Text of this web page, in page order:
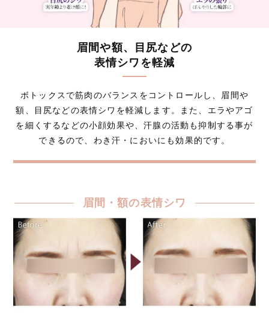
眉間や額、目尻などの
表情シワを軽減
ボトックスで筋肉のバランスをコントロールし、眉間や
額、目尻などの表情シワを軽減します。また、エラやアゴ
を細くするなどの小顔効果や、汗腺の活動も抑制する事が
できるので、わき汗・においにも効果的です。
眉間・額の表情シワ